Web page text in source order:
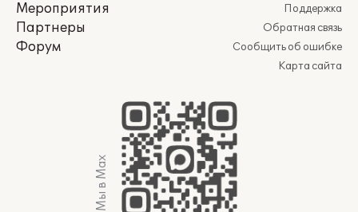
Мероприятия
Партнеры
Форум
Поддержка
Обратная связь
Сообщить об ошибке
Карта сайта
Мы в Max